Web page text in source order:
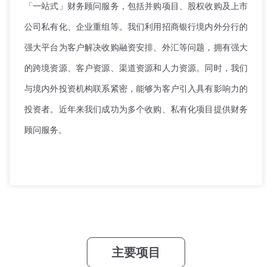
「一站式」财务顾问服务，包括并购项目、股权收购及上市
公司私有化、企业重组等。我们利用招商银行境内外分行的
强大平台为客户解决收购融资安排、外汇等问题，拥有强大
的跨境资源、客户资源、渠道资源和人力资源。同时，我们
与境内外投资机构联系紧密，能够为客户引入具有影响力的
投资者。近年来我们成功为多个收购、私有化项目提供财务
顾问服务。
主要项目